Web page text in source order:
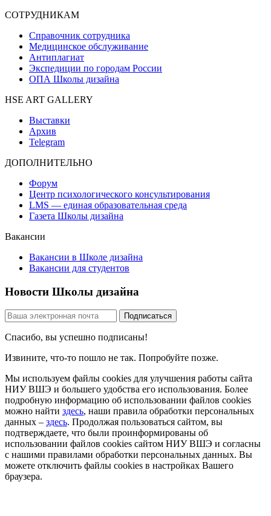
СОТРУДНИКАМ
Справочник сотрудника
Медицинское обслуживание
Антиплагиат
Экспедиции по городам России
ОПА Школы дизайна
HSE ART GALLERY
Выставки
Архив
Telegram
ДОПОЛНИТЕЛЬНО
Форум
Центр психологического консультирования
LMS — единая образовательная среда
Газета Школы дизайна
Вакансии
Вакансии в Школе дизайна
Вакансии для студентов
Новости Школы дизайна
Спасибо, вы успешно подписаны!
Извините, что-то пошло не так. Попробуйте позже.
Мы используем файлы cookies для улучшения работы сайта
НИУ ВШЭ и большего удобства его использования. Более
подробную информацию об использовании файлов cookies
можно найти здесь, наши правила обработки персональных
данных – здесь. Продолжая пользоваться сайтом, вы
подтверждаете, что были проинформированы об
использовании файлов cookies сайтом НИУ ВШЭ и согласны
с нашими правилами обработки персональных данных. Вы
можете отключить файлы cookies в настройках Вашего
браузера.